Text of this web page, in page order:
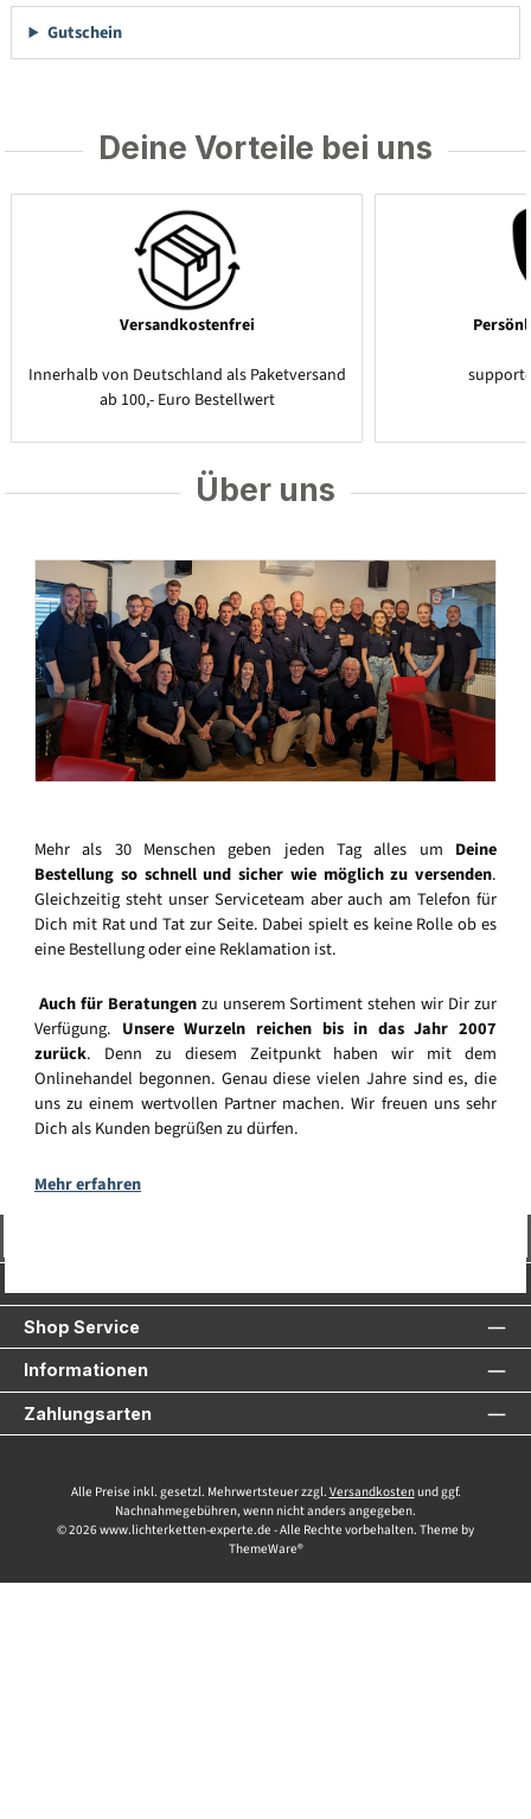
Gutschein
Deine Vorteile bei uns
Versandkostenfrei
Innerhalb von Deutschland als Paketversand
ab 100,- Euro Bestellwert
Über uns
Mehr als 30 Menschen geben jeden Tag alles um Deine
Bestellung so schnell und sicher wie möglich zu versenden.
Gleichzeitig steht unser Serviceteam aber auch am Telefon für
Dich mit Rat und Tat zur Seite. Dabei spielt es keine Rolle ob es
eine Bestellung oder eine Reklamation ist.
Auch für Beratungenzu unserem Sortiment stehen wir Dir zur
Verfügung. Unsere Wurzeln reichen bis in das Jahr 2007
zurück. Denn zu diesem Zeitpunkt haben wir mit dem
Onlinehandel begonnen. Genau diese vielen Jahre sind es, die
uns zu einem wertvollen Partner machen. Wir freuen uns sehr
Dich als Kunden begrüßen zu dürfen.
Mehr erfahren
Shop Service
Informationen
Zahlungsarten
Alle Preise inkl. gesetzl. Mehrwertsteuer zzgl. Versandkostenund ggf.
Nachnahmegebühren, wenn nicht anders angegeben.
© 2026 www.lichterketten-experte.de - Alle Rechte vorbehalten. Theme by
ThemeWare®